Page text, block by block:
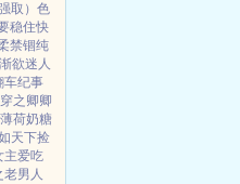
取） 色
稳住快
禁锢纯
欲迷人
车纪事
之卿卿
薄荷奶糖
天下捡
主爱吃
老男人